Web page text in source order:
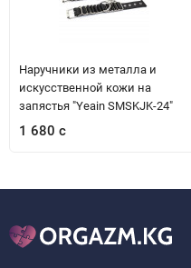
Наручники из металла и
искусственной кожи на
запястья "Yeain SMSKJK-24"
1 680 с